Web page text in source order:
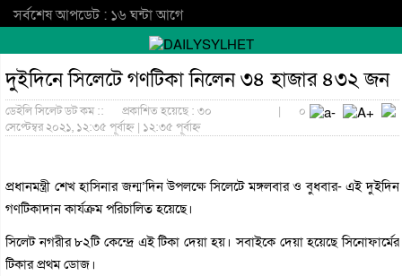
সর্বশেষ আপডেট : ১৬ ঘন্টা আগে
দুইদিনে সিলেটে গণটিকা নিলেন ৩৪ হাজার ৪৩২ জন
ডেইলি সিলেট ডট কম ::
প্রকাশিত হয়েছে : ৩০
সেপ্টেম্বর ২০২১, ১২:৩৫ পূর্বাহ্ন | ১২:৩৫ পূর্বাহ্ন
| ০
প্রধানমন্ত্রী শেখ হাসিনার জন্ম’দিন উপলক্ষে সিলেটে মঙ্গলবার ও বুধবার- এই দুইদিন
গণটিকাদান কার্যক্রম পরিচালিত হয়েছে।
সিলেট নগরীর ৮২টি কেন্দ্রে এই টিকা দেয়া হয়। সবাইকে দেয়া হয়েছে সিনোফার্মের
টিকার প্রথম ডোজ।